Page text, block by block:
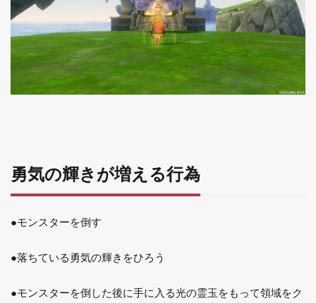
勇気の輝きが増える行為
●モンスターを倒す
●落ちている勇気の輝きをひろう
●モンスターを倒した後に手に入る光の霊玉をもって領域をク